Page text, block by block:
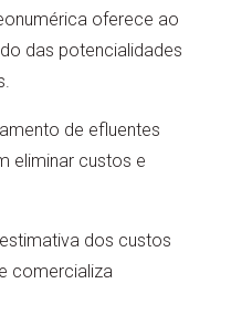
oferece ao
das potencialidades
de efluentes
eliminar custos e
dos custos
comercializa